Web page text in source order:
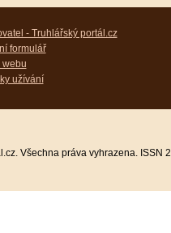
- Truhlářský portál.cz
formulář
webu
užívání
Všechna práva vyhrazena.